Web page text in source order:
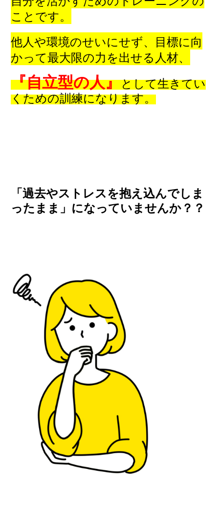
ことです。
他人や環境のせいにせず、目標に向
かって最大限の力を出せる人材、
『自立型の人』として生きてい
くための訓練になります。
「過去やストレスを抱え込んでしま
ったまま」になっていませんか？？